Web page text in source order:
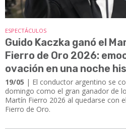
ESPECTÁCULOS
Guido Kaczka ganó el
Fierro de Oro 2026:
ovación en una noche
19/05 | El conductor argentino se
domingo como el gran ganador de
Martín Fierro 2026 al quedarse con
Fierro de Oro.